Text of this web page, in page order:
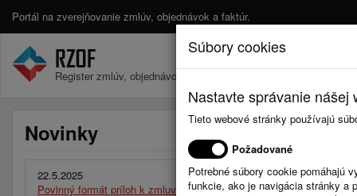
Portál na zverejňovanie zmlúv, objednávok a faktúr.
Register zmlúv, objednávok a faktúr.
Novinky
22.5.2025
Povinný formát príloh k zmluvám – PDF
Súbory cookies
Nastavte správanie
Tieto webové stránky používajú
Požadované
Potrebné súbory cookie pomáhajú
funkcie, ako je navigácia stránky a